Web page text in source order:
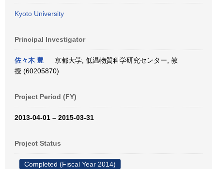
Kyoto University
Principal Investigator
佐々木 豊
京都大学, 低温物質科学研究センター, 教
授 (60205870)
Project Period (FY)
2013-04-01 – 2015-03-31
Project Status
Completed (Fiscal Year 2014)